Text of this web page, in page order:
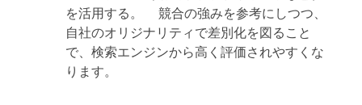
を活用する。 競合の強みを参考にしつつ、
自社のオリジナリティで差別化を図ること
で、検索エンジンから高く評価されやすくな
ります。